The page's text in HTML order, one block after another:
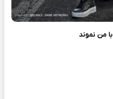
با من نموند